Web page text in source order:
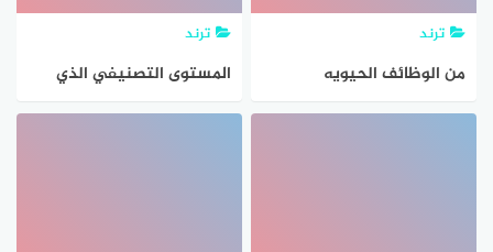
ترند
من الوظائف الحيويه
للمخلوقات الحيه
ترند
المستوى التصنيفي الذي
يضم اكبر عدد من مجموعات